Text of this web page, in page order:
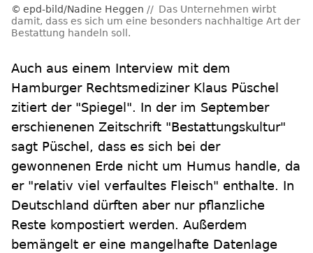
epd-bild/Nadine Heggen
Das Unternehmen wirbt
damit, dass es sich um eine besonders nachhaltige Art der
Bestattung handeln soll.
Auch aus einem Interview mit dem
Hamburger Rechtsmediziner Klaus Püschel
zitiert der "Spiegel". In der im September
erschienenen Zeitschrift "Bestattungskultur"
sagt Püschel, dass es sich bei der
gewonnenen Erde nicht um Humus handle, da
er "relativ viel verfaultes Fleisch" enthalte. In
Deutschland dürften aber nur pflanzliche
Reste kompostiert werden. Außerdem
bemängelt er eine mangelhafte Datenlage